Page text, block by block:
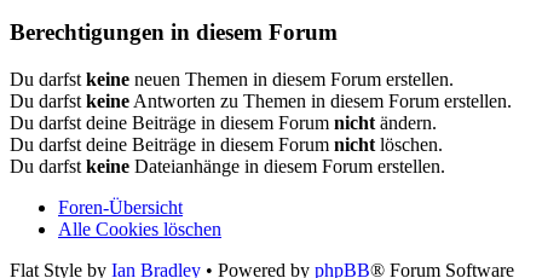
Berechtigungen in diesem Forum
Du darfst keine neuen Themen in diesem Forum erstellen.
Du darfst keine Antworten zu Themen in diesem Forum erstellen.
Du darfst deine Beiträge in diesem Forum nicht ändern.
Du darfst deine Beiträge in diesem Forum nicht löschen.
Du darfst keine Dateianhänge in diesem Forum erstellen.
Foren-Übersicht
Alle Cookies löschen
Flat Style by Ian Bradley • Powered by phpBB® Forum Software